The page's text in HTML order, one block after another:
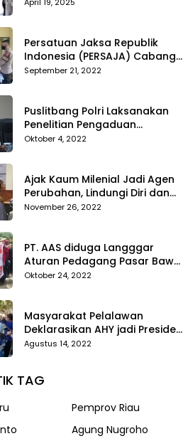
April 19, 2025
Persatuan Jaksa Republik
Indonesia (PERSAJA) Cabang
Kejaksaan Negeri Tanggamus
September 21, 2022
Puslitbang Polri Laksanakan
Penelitian Pengaduan
Masyarakat (Dumas) Guna
Oktober 4, 2022
Ajak Kaum Milenial Jadi Agen
Perubahan, Lindungi Diri dan
Sekitar dari Kekerasan
November 26, 2022
PT. AAS diduga Langggar
Aturan Pedagang Pasar Bawah
Geruduk Kantor DPRD
Oktober 24, 2022
Masyarakat Pelalawan
Deklarasikan AHY jadi Presiden
dalam Gerak Jalan Santai
Agustus 14, 2022
TAG
Pemprov Riau
Agung Nugroho